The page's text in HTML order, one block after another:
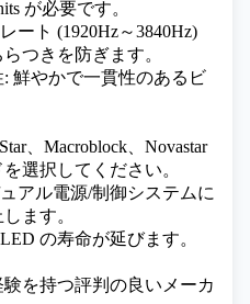
が必要です。
ート (1920Hz～3840Hz)
つきを防ぎます。
鮮やかで一貫性のあるビ
、Macroblock、Novastar
選択してください。
アル電源/制御システムに
ます。
の寿命が延びます。
を持つ評判の良いメーカ